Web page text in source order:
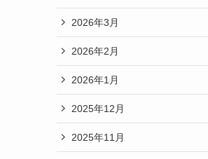
2026年3月
2026年2月
2026年1月
2025年12月
2025年11月